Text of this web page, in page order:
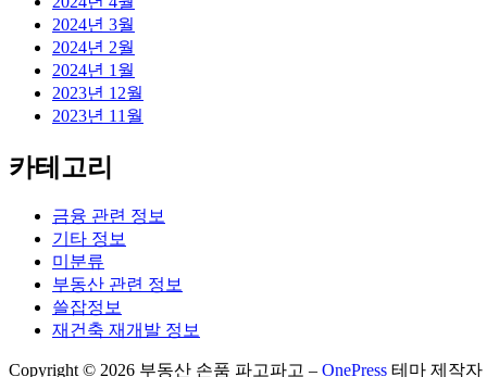
2024년 3월
2024년 2월
2024년 1월
2023년 12월
2023년 11월
카테고리
금융 관련 정보
기타 정보
미분류
부동산 관련 정보
쓸잡정보
재건축 재개발 정보
Copyright © 2026 부동산 손품 파고파고 – OnePress 테마 제작자